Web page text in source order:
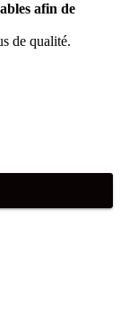
afin de
de qualité.